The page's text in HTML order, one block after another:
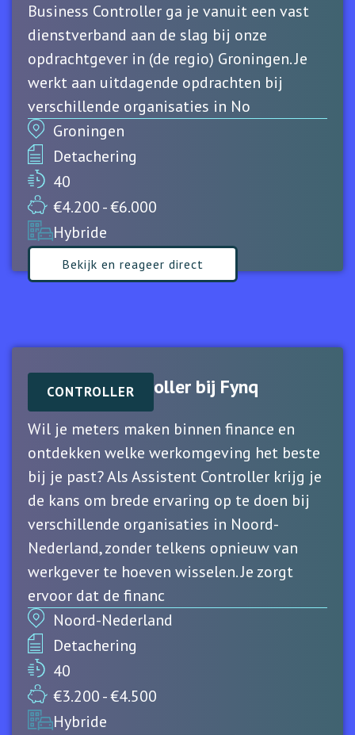
Business Controller ga je vanuit een vast
dienstverband aan de slag bij onze
opdrachtgever in (de regio) Groningen. Je
werkt aan uitdagende opdrachten bij
verschillende organisaties in No
Groningen
Detachering
40
€4.200 - €6.000
Hybride
Bekijk en reageer direct
CONTROLLER
Assistent Controller bij Fynq
Wil je meters maken binnen finance en
ontdekken welke werkomgeving het beste
bij je past? Als Assistent Controller krijg je
de kans om brede ervaring op te doen bij
verschillende organisaties in Noord-
Nederland, zonder telkens opnieuw van
werkgever te hoeven wisselen. Je zorgt
ervoor dat de financ
Noord-Nederland
Detachering
40
€3.200 - €4.500
Hybride